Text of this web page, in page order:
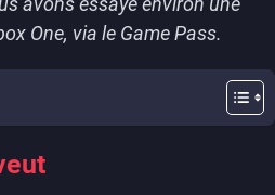
One, via le Game Pass.